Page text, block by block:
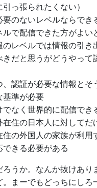
っ張られたくない）
要のないレベルならでき
ルで配信できた方がよい
のレベルでは情報の引き
きだと思うがどうやって
、認証が必要な情報とそ
基準が必要
でなく世界的に配信でき
在住の日本人に対してだ
住の外国人の家族が利用
できる必要がある
ろうか。なんか抜けあり
まーでもどっちにしろ